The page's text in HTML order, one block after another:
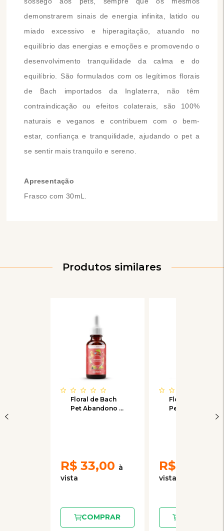
demonstrarem sinais de energia infinita, latido ou
miado excessivo e hiperagitação, atuando no
equilíbrio das energias e emoções e promovendo o
desenvolvimento tranquilidade da calma e do
equilíbrio. São formulados com os legítimos florais
de Bach importados da Inglaterra, não têm
contraindicação ou efeitos colaterais, são 100%
naturais e veganos e contribuem com o bem-
estar, confiança e tranquilidade, ajudando o pet a
se sentir mais tranquilo e sereno.
Apresentação
Frasco com 30mL.
Produtos similares
Floral de Bach
Pet Abandono e
R$ 33,00
COMPRAR
Floral de Bach
Pet Aceitando-
Pet - Adaptação
R$